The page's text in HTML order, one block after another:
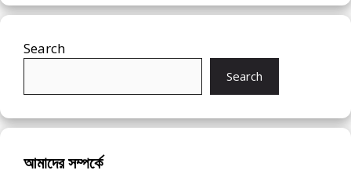
Search
Search
আমাদের সম্পর্কে